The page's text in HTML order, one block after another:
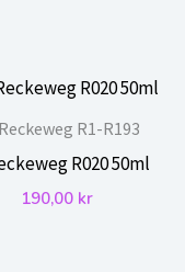
R1-R193
R020 50ml
190,00 kr